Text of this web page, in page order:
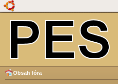
Obsah fóra